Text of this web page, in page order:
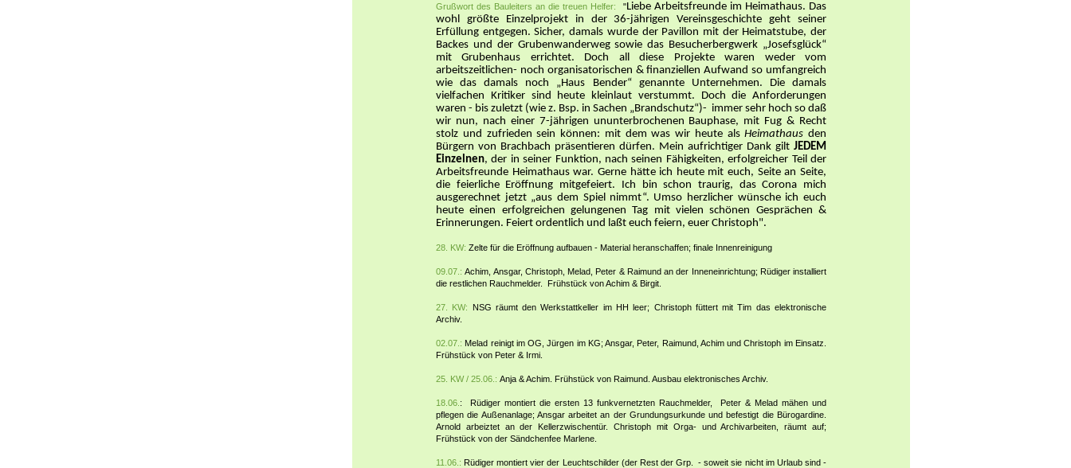
Grußwort des Bauleiters an die treuen Helfer: "Liebe Arbeitsfreunde im Heimathaus. Das
wohl größte Einzelprojekt in der 36-jährigen Vereinsgeschichte geht seiner
Erfüllung entgegen. Sicher, damals wurde der Pavillon mit der Heimatstube, der
Backes und der Grubenwanderweg sowie das Besucherbergwerk „Josefsglück“
mit Grubenhaus errichtet. Doch all diese Projekte waren weder vom
arbeitszeitlichen- noch organisatorischen & finanziellen Aufwand so umfangreich
wie das damals noch „Haus Bender“ genannte Unternehmen. Die damals
vielfachen Kritiker sind heute kleinlaut verstummt. Doch die Anforderungen
waren - bis zuletzt (wie z. Bsp. in Sachen „Brandschutz“)- immer sehr hoch so daß
wir nun, nach einer 7-jährigen ununterbrochenen Bauphase, mit Fug & Recht
stolz und zufrieden sein können: mit dem was wir heute alsHeimathaus den
Bürgern von Brachbach präsentieren dürfen. Mein aufrichtiger Dank gilt JEDEM
Einzelnen, der in seiner Funktion, nach seinen Fähigkeiten, erfolgreicher Teil der
Arbeitsfreunde Heimathaus war. Gerne hätte ich heute mit euch, Seite an Seite,
die feierliche Eröffnung mitgefeiert. Ich bin schon traurig, das Corona mich
ausgerechnet jetzt „aus dem Spiel nimmt“. Umso herzlicher wünsche ich euch
heute einen erfolgreichen gelungenen Tag mit vielen schönen Gesprächen &
Erinnerungen. Feiert ordentlich und laßt euch feiern, euer Christoph".
28. KW: Zelte für die Eröffnung aufbauen - Material heranschaffen; finale Innenreinigung
09.07.: Achim, Ansgar, Christoph, Melad, Peter & Raimund an der Inneneinrichtung; Rüdiger installiert
die restlichen Rauchmelder. Frühstück von Achim & Birgit.
27. KW: NSG räumt den Werkstattkeller im HH leer; Christoph füttert mit Tim das elektronische
Archiv.
02.07.: Melad reinigt im OG, Jürgen im KG; Ansgar, Peter, Raimund, Achim und Christoph im Einsatz.
Frühstück von Peter & Irmi.
25. KW / 25.06.: Anja & Achim. Frühstück von Raimund. Ausbau elektronisches Archiv.
18.06. :
Rüdiger montiert die ersten 13 funkvernetzten Rauchmelder, Peter & Melad mähen und
pflegen die Außenanlage; Ansgar arbeitet an der Grundungsurkunde und befestigt die Bürogardine.
Arnold arbeiztet an der Kellerzwischentür. Christoph mit Orga- und Archivarbeiten, räumt auf;
Frühstück von der Sändchenfee Marlene.
11.06.: Rüdiger montiert vier der Leuchtschilder (der Rest der Grp. - soweit sie nicht im Urlaub sind -